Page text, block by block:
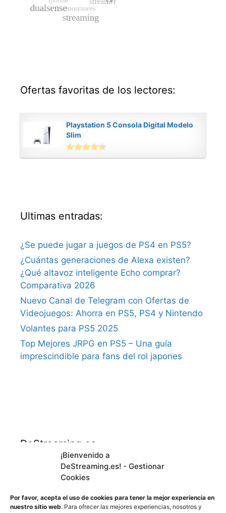
¡Bienvenido a
DeStreaming.es! - Gestionar
Cookies
Por favor, acepta el uso de cookies para tener la mejor experiencia en
nuestro sitio web. Para ofrecer las mejores experiencias, nosotros y
Ofertas favoritas de los lectores:
Playstation 5 Consola Digital Modelo
Slim
Ultimas entradas:
¿Se puede jugar a juegos de PS4 en PS5?
¿Cuántas generaciones de Alexa existen?
¿Qué altavoz inteligente Echo comprar?
Comparativa 2026
Nuevo Canal de Telegram con Ofertas de
Videojuegos: Ahorra en PS5, PS4 y Nintendo
Volantes para PS5 2025
Top Mejores JRPG en PS5 – Una guía
imprescindible para fans del rol japones
DeStreaming.es
En calidad de afiliado de Amazon, obtengo
cumplen los requisitos aplicables.